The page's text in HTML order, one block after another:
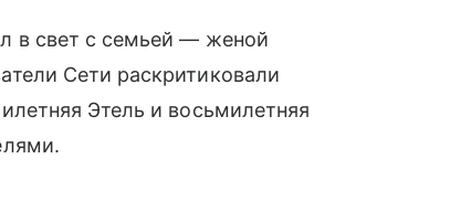
в свет с семьей — женой
Сети раскритиковали
Этель и восьмилетняя